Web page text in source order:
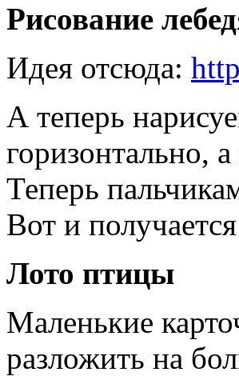
Рисование
Идея отсюда:
А теперь
горизонтально,
Теперь
Вот и
Лото птицы
Маленькие
разложить на